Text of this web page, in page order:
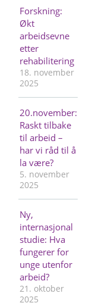
Forskning:
Økt
arbeidsevne
etter
rehabilitering
18. november
2025
20.november:
Raskt tilbake
til arbeid –
har vi råd til å
la være?
5. november
2025
Ny,
internasjonal
studie: Hva
fungerer for
unge utenfor
arbeid?
21. oktober
2025